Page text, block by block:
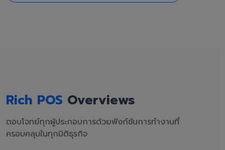
Rich POS Overviews
ตอบโจทย์ทุกผู้ประกอบการด้วยฟังก์ชันการทำงานที่
ครอบคลุมในทุกมิติธุรกิจ